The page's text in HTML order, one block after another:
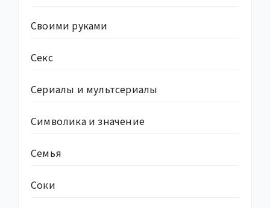
Своими руками
Секс
Сериалы и мультсериалы
Символика и значение
Семья
Соки